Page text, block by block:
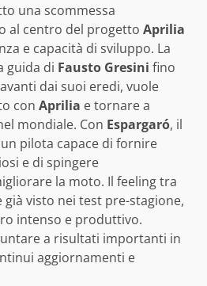
una scommessa
al centro del progetto Aprilia
e capacità di sviluppo. La
guida di Fausto Gresini fino
dai suoi eredi, vuole
con Aprilia e tornare a
mondiale. Con Espargaró, il
pilota capace di fornire
e di spingere
la moto. Il feeling tra
già visto nei test pre-stagione,
intenso e produttivo.
a risultati importanti in
aggiornamenti e